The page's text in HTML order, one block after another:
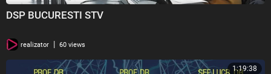
DSP BUCURESTI STV
realizator | 60 views
1:19:38